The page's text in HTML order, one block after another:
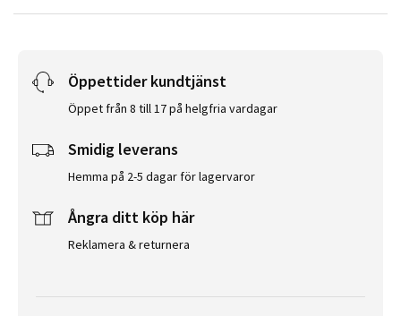
Öppettider kundtjänst
Öppet från 8 till 17 på helgfria vardagar
Smidig leverans
Hemma på 2-5 dagar för lagervaror
Ångra ditt köp här
Reklamera & returnera